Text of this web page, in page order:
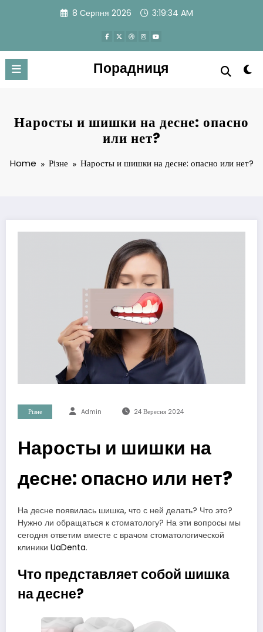
8 Серпня 2026 3:19:35 AM
Порадниця
Наросты и шишки на десне: опасно
или нет?
Home Різне Наросты и шишки на десне: опасно или нет?
Різне Admin 24 Вересня 2024
Наросты и шишки на
десне: опасно или нет?
На десне появилась шишка, что с ней делать? Что это?
Нужно ли обращаться к стоматологу? На эти вопросы мы
сегодня ответим вместе с врачом стоматологической
клиники UaDenta.
Что представляет собой шишка
на десне?